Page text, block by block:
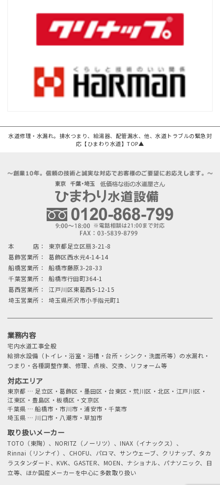
水道修理・水漏れ。排水つまり、給湯器、配管漏水、他、水道トラブルの緊急対
応【ひまわり水道】TOP▲
本 店：
東京都足立区扇3-21-8
葛飾営業所：
葛飾区西水元4-14-14
船橋営業所：
船橋市藤原3-28-33
千葉営業所：
船橋市行田町364-1
葛西営業所：
江戸川区東葛西5-12-15
埼玉営業所：
埼玉県所沢市小手指元町1
業務内容
宅内水道工事全般
給排水設備（トイレ・浴室・浴槽・台所・シンク・洗面所等）の水漏れ・
つまり・各種調整作業、修理、点検、交換、リフォーム等
対応エリア
東京都 … 足立区・葛飾区・墨田区・台東区・荒川区・北区・江戸川区・
江東区・豊島区・板橋区・文京区
千葉県 … 船橋市・市川市・浦安市・千葉市
埼玉県 … 川口市・八潮市・草加市
取り扱いメーカー
TOTO（東陶）、NORITZ（ノーリツ）、INAX（イナックス）、
Rinnai（リンナイ）、CHOFU、パロマ、サンウェーブ、クリナップ、タカ
ラスタンダード、KVK、GASTER、MOEN、ナショナル、パナソニック、日
立等、ほか国産メーカーを中心に多数取り扱い